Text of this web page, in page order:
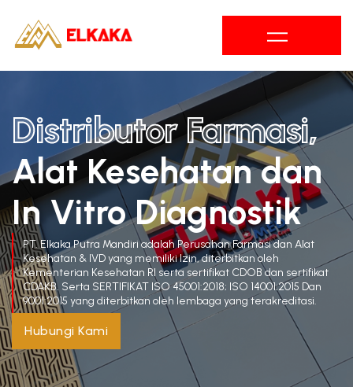
content
Distributor Farmasi,
Alat Kesehatan dan
In Vitro Diagnostik
PT. Elkaka Putra Mandiri adalah Perusahan Farmasi dan Alat
Kesehatan & IVD yang memiliki Izin, diterbitkan oleh
Kementerian Kesehatan RI serta sertifikat CDOB dan sertifikat
CDAKB. Serta SERTIFIKAT ISO 45001:2018; ISO 14001;2015 Dan
9001:2015 yang diterbitkan oleh lembaga yang terakreditasi.
Hubungi Kami